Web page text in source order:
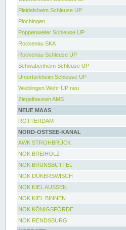
Pleidelsheim Schleuse UP
Plochingen
Poppenweiler Schleuse UP
Rockenau SKA
Rockenau Schleuse UP
Schwabenheim Schleuse UP
Untertürkheim Schleuse UP
Wieblingen Wehr UP neu
Ziegelhausen AMS
NEUE MAAS
ROTTERDAM
NORD-OSTSEE-KANAL
AWK STROHBRÜCK
NOK BREIHOLZ
NOK BRUNSBÜTTEL
NOK DÜKERSWISCH
NOK KIEL AUSSEN
NOK KIEL BINNEN
NOK KÖNIGSFÖRDE
NOK RENDSBURG